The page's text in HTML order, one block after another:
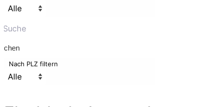
Nach PLZ filtern